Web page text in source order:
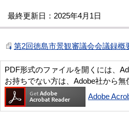
最終更新日：2025年4月1日
第2回徳島市景観審議会会議録概
PDF形式のファイルを開くには、
お持ちでない方は、Adobe社から無
Adobe